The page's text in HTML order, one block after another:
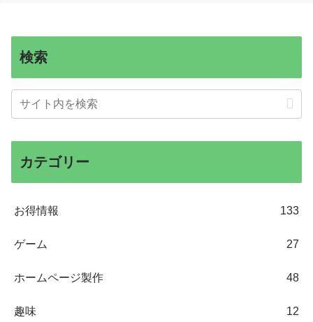
検索
カテゴリー
お得情報 133
ゲーム 27
ホームページ製作 48
趣味 12